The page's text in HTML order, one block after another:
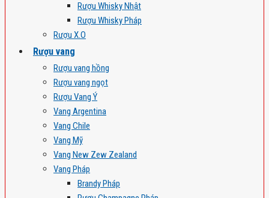
Rượu Whisky Nhật
Rượu Whisky Pháp
Rượu X.O
Rượu vang
Rượu vang hồng
Rượu vang ngọt
Rượu Vang Ý
Vang Argentina
Vang Chile
Vang Mỹ
Vang New Zew Zealand
Vang Pháp
Brandy Pháp